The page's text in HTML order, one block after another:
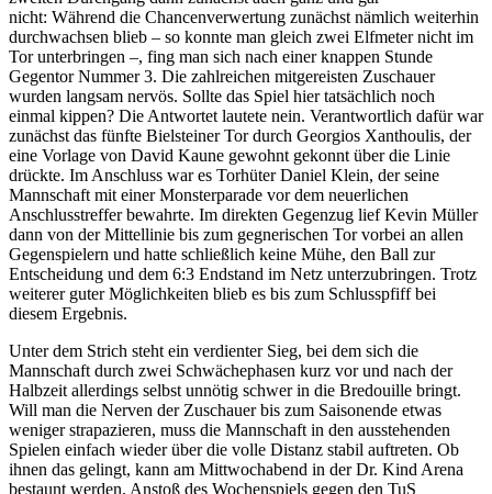
nicht: Während die Chancenverwertung zunächst nämlich weiterhin
durchwachsen blieb – so konnte man gleich zwei Elfmeter nicht im
Tor unterbringen –, fing man sich nach einer knappen Stunde
Gegentor Nummer 3. Die zahlreichen mitgereisten Zuschauer
wurden langsam nervös. Sollte das Spiel hier tatsächlich noch
einmal kippen? Die Antwortet lautete nein. Verantwortlich dafür war
zunächst das fünfte Bielsteiner Tor durch Georgios Xanthoulis, der
eine Vorlage von David Kaune gewohnt gekonnt über die Linie
drückte. Im Anschluss war es Torhüter Daniel Klein, der seine
Mannschaft mit einer Monsterparade vor dem neuerlichen
Anschlusstreffer bewahrte. Im direkten Gegenzug lief Kevin Müller
dann von der Mittellinie bis zum gegnerischen Tor vorbei an allen
Gegenspielern und hatte schließlich keine Mühe, den Ball zur
Entscheidung und dem 6:3 Endstand im Netz unterzubringen. Trotz
weiterer guter Möglichkeiten blieb es bis zum Schlusspfiff bei
diesem Ergebnis.
Unter dem Strich steht ein verdienter Sieg, bei dem sich die
Mannschaft durch zwei Schwächephasen kurz vor und nach der
Halbzeit allerdings selbst unnötig schwer in die Bredouille bringt.
Will man die Nerven der Zuschauer bis zum Saisonende etwas
weniger strapazieren, muss die Mannschaft in den ausstehenden
Spielen einfach wieder über die volle Distanz stabil auftreten. Ob
ihnen das gelingt, kann am Mittwochabend in der Dr. Kind Arena
bestaunt werden. Anstoß des Wochenspiels gegen den TuS